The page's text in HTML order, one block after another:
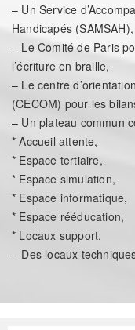
– Un Service
Handicapés (SAMSAH),
– Le Comité de Paris
l’écriture en braille,
– Le centre
(CECOM) pour les
– Un plateau commun
* Accueil attente,
* Espace tertiaire,
* Espace simulation,
* Espace informatique,
* Espace rééducation,
* Locaux support.
– Des locaux